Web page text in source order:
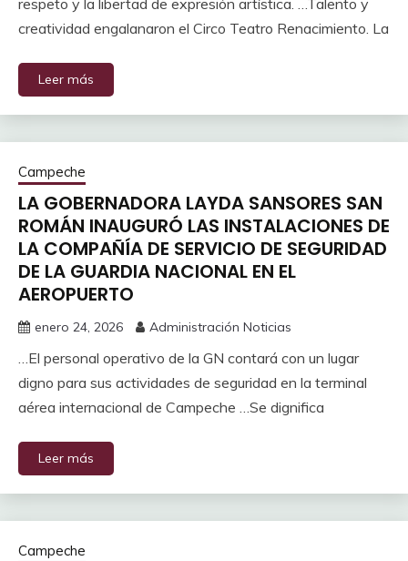
respeto y la libertad de expresión artística. …Talento y
creatividad engalanaron el Circo Teatro Renacimiento. La
Leer más
Campeche
LA GOBERNADORA LAYDA SANSORES SAN
ROMÁN INAUGURÓ LAS INSTALACIONES DE
LA COMPAÑÍA DE SERVICIO DE SEGURIDAD
DE LA GUARDIA NACIONAL EN EL
AEROPUERTO
enero 24, 2026 Administración Noticias
…El personal operativo de la GN contará con un lugar
digno para sus actividades de seguridad en la terminal
aérea internacional de Campeche …Se dignifica
Leer más
Campeche